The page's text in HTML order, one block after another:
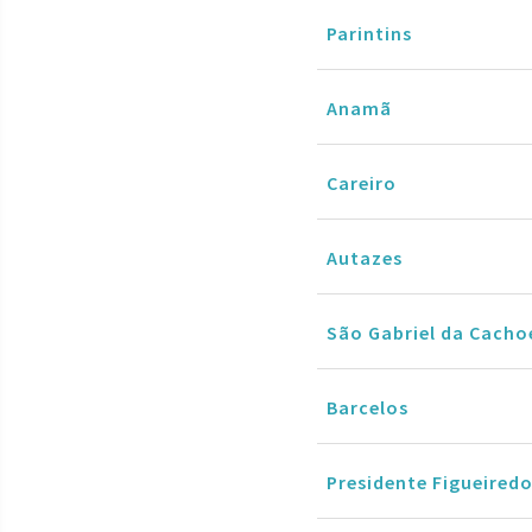
Parintins
Anamã
Careiro
Autazes
São Gabriel da
Barcelos
Presidente Figueiredo